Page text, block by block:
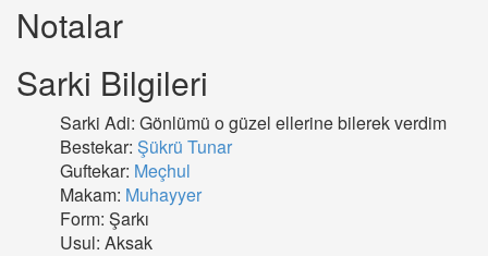
Notalar
Sarki Bilgileri
Sarki Adi: Gönlümü o güzel ellerine bilerek verdim
Bestekar: Şükrü Tunar
Guftekar: Meçhul
Makam: Muhayyer
Form: Şarkı
Usul: Aksak